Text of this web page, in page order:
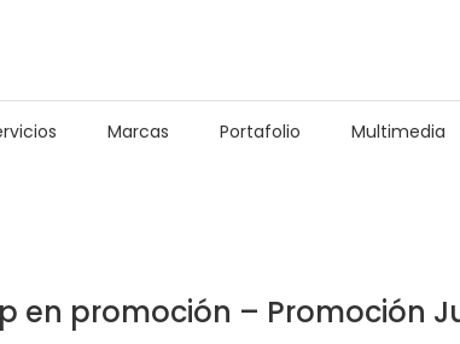
Marcas Portafolio Multimedia
promoción – Promoción